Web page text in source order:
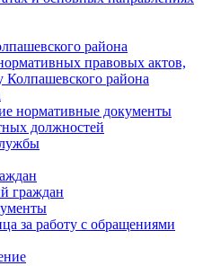
района
правовых актов,
района
нормативные документы
должностей
граждан
за работу с обращениями